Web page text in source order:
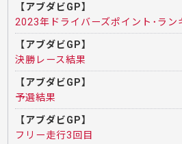
【アブダビGP】
2023年ドライバーズポイント･ラン
【アブダビGP】
決勝レース結果
【アブダビGP】
予選結果
【アブダビGP】
フリー走行3回目